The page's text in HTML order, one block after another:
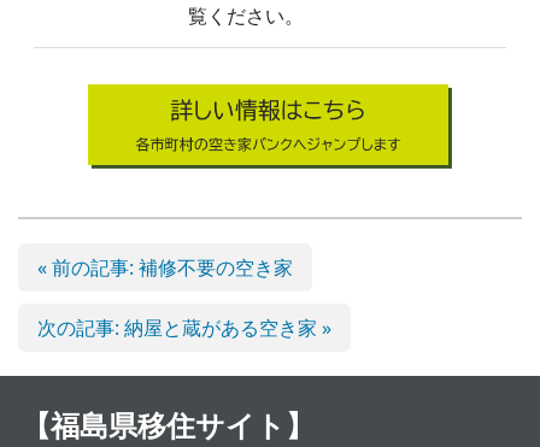
覧ください。
« 前の記事: 補修不要の空き家
次の記事: 納屋と蔵がある空き家 »
【福島県移住サイト】